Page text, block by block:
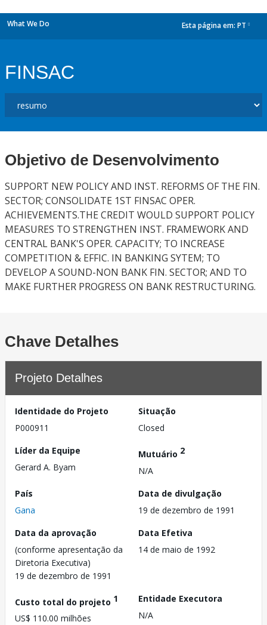
What We Do Esta página em: PT
FINSAC
Objetivo de Desenvolvimento
SUPPORT NEW POLICY AND INST. REFORMS OF THE FIN.
SECTOR; CONSOLIDATE 1ST FINSAC OPER.
ACHIEVEMENTS.THE CREDIT WOULD SUPPORT POLICY
MEASURES TO STRENGTHEN INST. FRAMEWORK AND
CENTRAL BANK'S OPER. CAPACITY; TO INCREASE
COMPETITION & EFFIC. IN BANKING SYTEM; TO
DEVELOP A SOUND-NON BANK FIN. SECTOR; AND TO
MAKE FURTHER PROGRESS ON BANK RESTRUCTURING.
Chave Detalhes
Projeto Detalhes
Identidade do Projeto
P000911
Situação
Closed
Líder da Equipe
Gerard A. Byam
Mutuário 2
N/A
País
Gana
Data de divulgação
19 de dezembro de 1991
Data da aprovação
(conforme apresentação da
Diretoria Executiva)
19 de dezembro de 1991
Data Efetiva
14 de maio de 1992
Custo total do projeto 1
US$ 110.00 milhões
Entidade Executora
N/A